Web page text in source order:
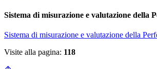
Sistema di misurazione e valutazione della
Sistema di misurazione e valutazione della
Visite alla pagina: 118